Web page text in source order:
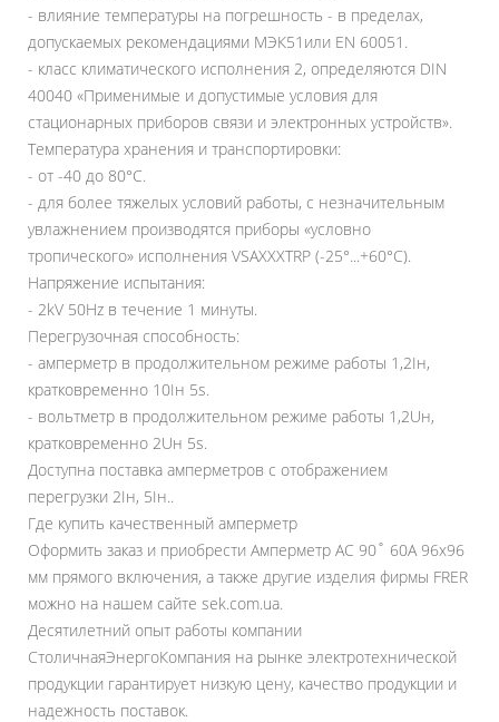
- влияние температуры на погрешность - в пределах,
допускаемых рекомендациями МЭК51или EN 60051.
- класс климатического исполнения 2, определяются DIN
40040 «‎Применимые и допустимые условия для
стационарных приборов связи и электронных устройств»‎.
Температура хранения и транспортировки:
- от -40 до 80°C.
- для более тяжелых условий работы, с незначительным
увлажнением производятся приборы «‎условно
тропического»‎ исполнения VSAXXXTRP (-25°...+60°C).
Напряжение испытания:
- 2kV 50Hz в течение 1 минуты.
Перегрузочная способность:
- амперметр в продолжительном режиме работы 1,2Iн,
кратковременно 10Iн 5s.
- вольтметр в продолжительном режиме работы 1,2Uн,
кратковременно 2Uн 5s.
Доступна поставка амперметров с отображением
перегрузки 2Iн, 5Iн..
Где купить качественный амперметр
Оформить заказ и приобрести Амперметр AC 90˚ 60A 96x96
мм прямого включения, а также другие изделия фирмы FRER
можно на нашем сайте sek.com.ua.
Десятилетний опыт работы компании
СтоличнаяЭнергоКомпания на рынке электротехнической
продукции гарантирует низкую цену, качество продукции и
надежность поставок.